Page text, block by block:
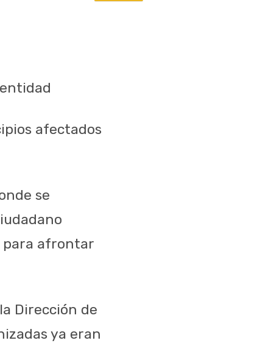
afectados
se
para afrontar
Dirección de
ya eran